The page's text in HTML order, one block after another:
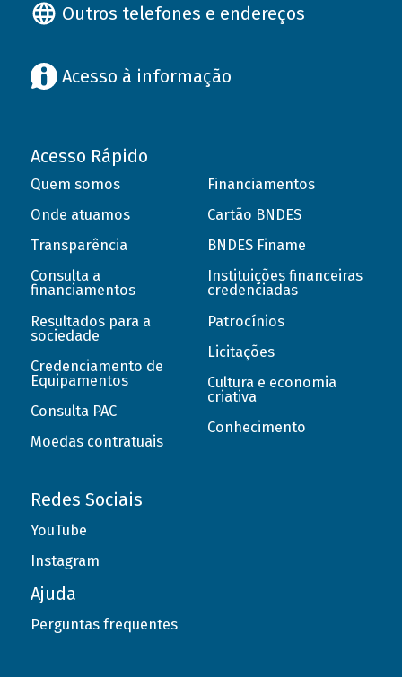
Outros telefones e endereços
Acesso à informação
Acesso Rápido
Quem somos
Onde atuamos
Transparência
Consulta a
financiamentos
Resultados para a
sociedade
Credenciamento de
Equipamentos
Consulta PAC
Moedas contratuais
Financiamentos
Cartão BNDES
BNDES Finame
Instituições financeiras
credenciadas
Patrocínios
Licitações
Cultura e economia
criativa
Conhecimento
Redes Sociais
YouTube
Instagram
Ajuda
Perguntas frequentes